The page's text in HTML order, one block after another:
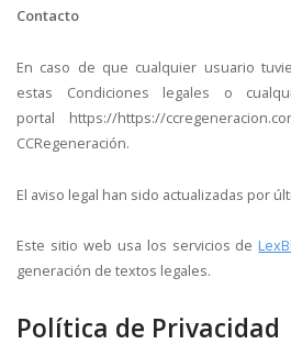
Contacto
En caso de que cualquier usuario
estas Condiciones legales o
portal https://https://
CCRegeneración.
El aviso legal han sido actualizadas por
Este sitio web usa los servicios de
generación de textos legales.
Política de Privacidad